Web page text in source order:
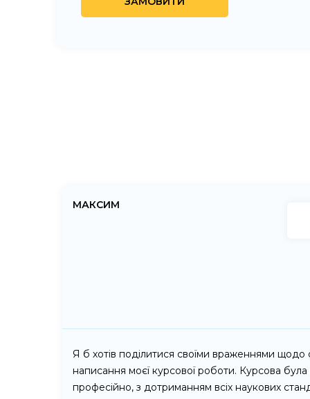
МАКСИМ
Я б хотів поділитися своїми враженнями щодо
написання моєї курсової роботи. Курсова
професійно, з дотриманням всіх наукових